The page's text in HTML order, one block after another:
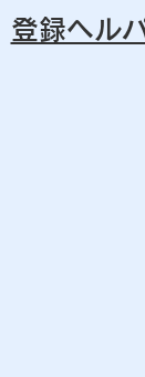
登録ヘル